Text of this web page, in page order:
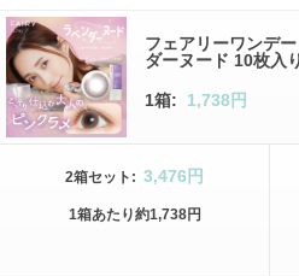
フェアリーワンデ
ダーヌード 10枚入り
1箱: 1,738円
2箱セット : 3,476円
1箱あたり約1,738円